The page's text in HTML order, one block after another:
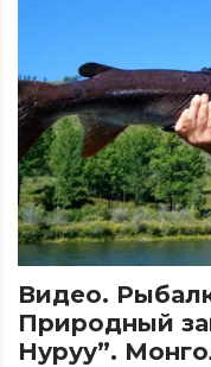
Видео.
Природный
Нуруу”.